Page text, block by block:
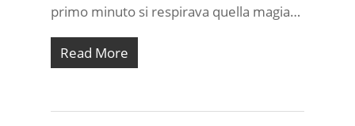
primo minuto si respirava quella magia…
Read More